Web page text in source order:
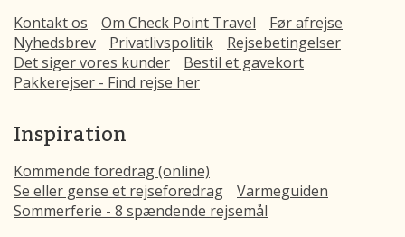
Kontakt os Om Check Point Travel
Før afrejse
Nyhedsbrev
Privatlivspolitik
Rejsebetingelser
Det siger vores kunder
Bestil et gavekort
Pakkerejser - Find rejse her
Inspiration
Kommende foredrag (online)
Se eller gense et rejseforedrag
Varmeguiden
Sommerferie - 8 spændende rejsemål